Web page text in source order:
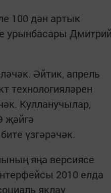
100 дән артык
урынбасары
Әйтик, апрель
технологияләрен
Кулланучылар,
җәйгә
үзгәрәчәк.
яңа версиясе
2010 елда
яклау